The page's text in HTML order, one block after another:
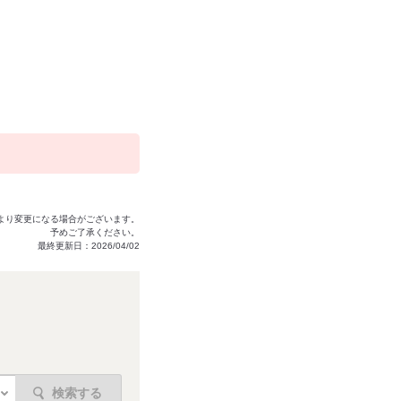
変更になる場合がございます。
予めご了承ください。
最終更新日：2026/04/02
検索する